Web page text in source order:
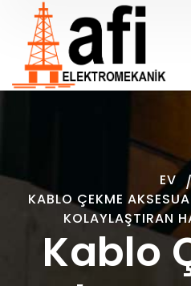
Kablo
EV
KABLO ÇEKME
KOLAYLAŞTIRAN